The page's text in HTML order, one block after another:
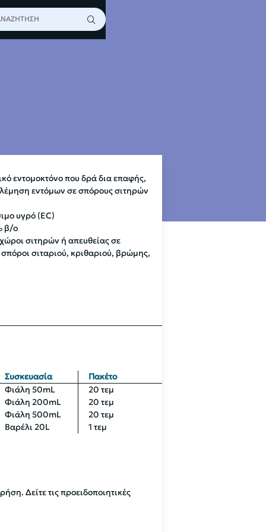
εντομοκτόνο που δρά δια επαφής,
εντόμων σε σπόρους σιτηρών
υγρό (EC)
β/ο
σιτηρών ή απευθείας σε
σιταριού, κριθαριού, βρώμης,
Συσκευασία
Πακέτο
Φιάλη 50mL
20 τεμ
Φιάλη 200mL
20 τεμ
Φιάλη 500mL
20 τεμ
Βαρέλι 20L
1 τεμ
Δείτε τις προειδοποιητικές